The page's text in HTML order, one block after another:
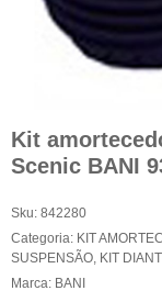
Kit
Scenic BANI
Sku: 842280
Categoria: KIT
SUSPENSÃO, KIT
Marca: BANI